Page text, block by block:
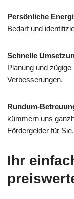
Persönliche
Bedarf und
Schnelle
Planung und
Verbesserungen.
Rundum-
kümmern uns
Fördergelder für Sie.
Ihr